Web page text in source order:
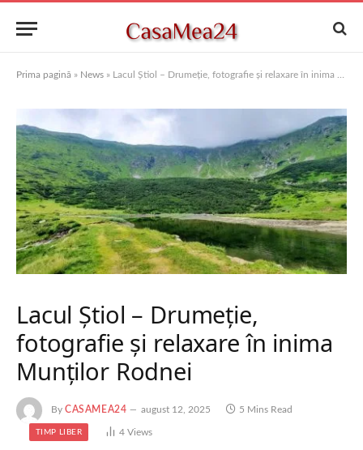
Prima pagină » News » Lacul Știol – Drumeție, fotografie și relaxare în inima Munților Rodnei
Lacul Știol – Drumeție,
fotografie și relaxare în inima
Munților Rodnei
By CASAMEA24 august 12, 2025 5 Mins Read
TIMP LIBER 4 Views